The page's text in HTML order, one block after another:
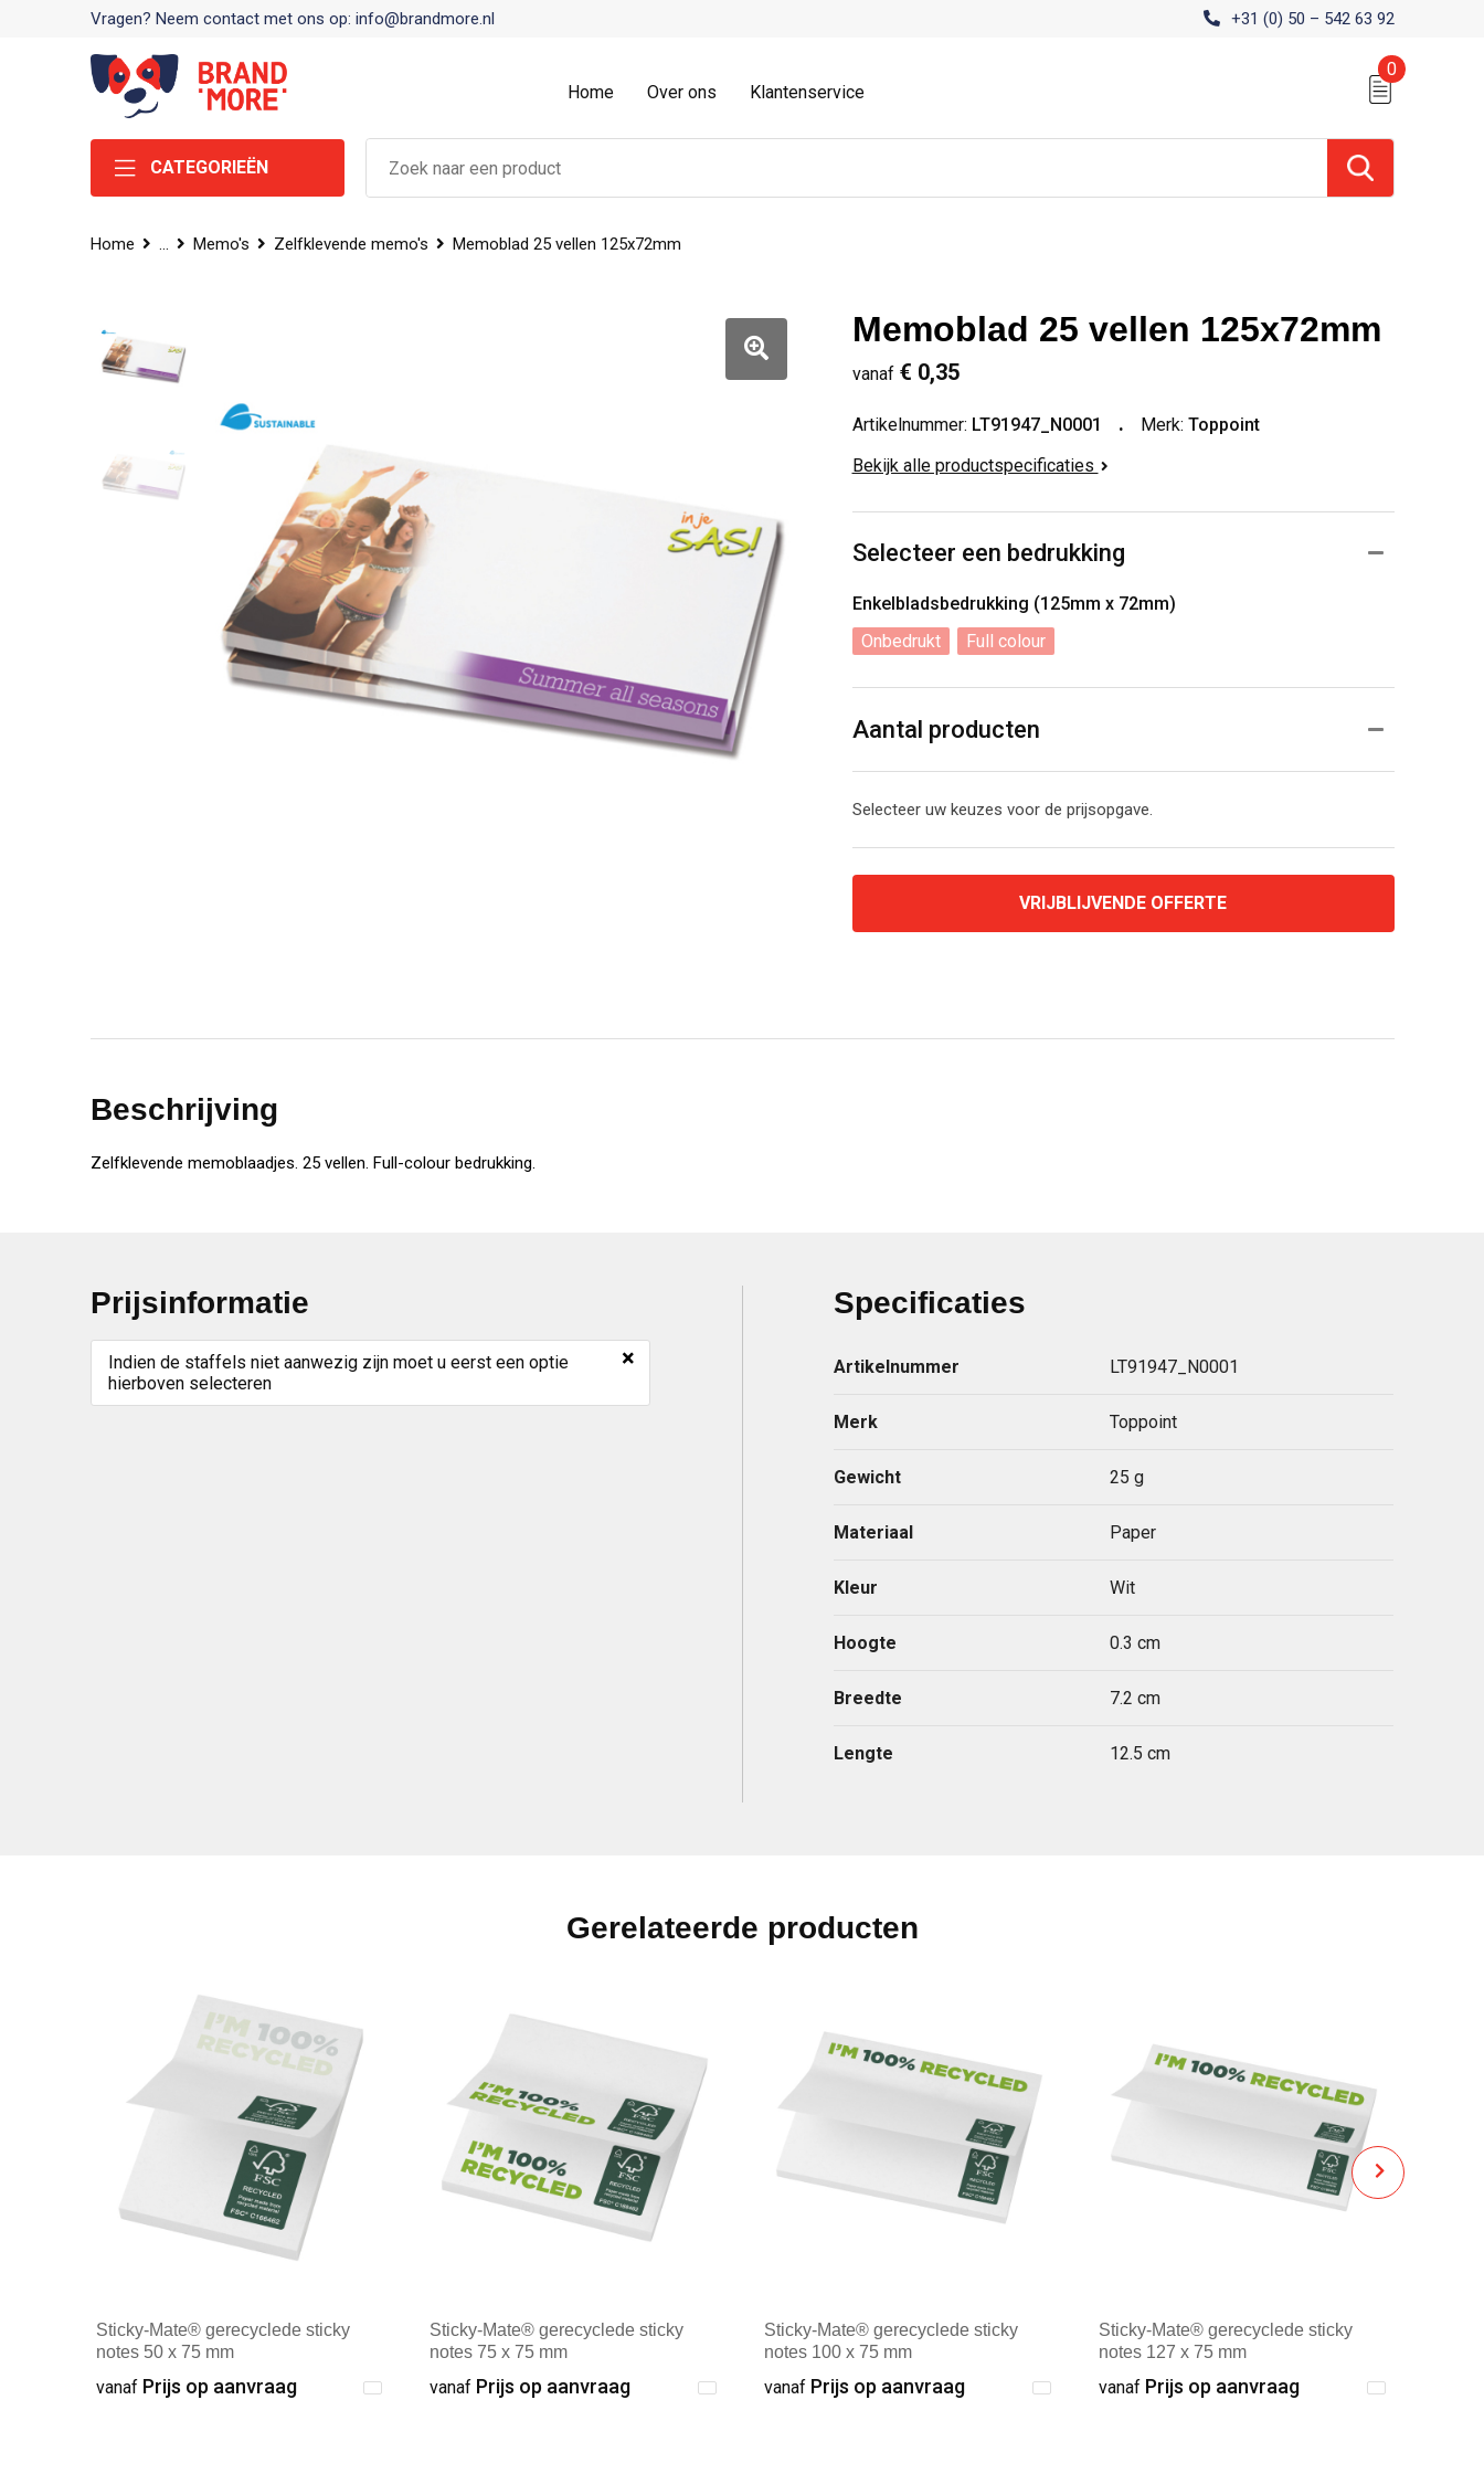
Vragen? Neem contact met ons op: info@brandmore.nl +31 (0) 50 – 542 63 92
Home Over ons Klantenservice
0
CATEGORIEËN
Home ... Memo's Zelfklevende memo's Memoblad 25 vellen 125x72mm
Memoblad 25 vellen 125x72mm
vanaf € 0,35
Artikelnummer: LT91947_N0001 Merk: Toppoint
Bekijk alle productspecificaties
Selecteer een bedrukking
Enkelbladsbedrukking (125mm x 72mm)
Onbedrukt
Full colour
Aantal producten
Selecteer uw keuzes voor de prijsopgave.
VRIJBLIJVENDE OFFERTE
Beschrijving
Zelfklevende memoblaadjes. 25 vellen. Full-colour bedrukking.
Prijsinformatie
Indien de staffels niet aanwezig zijn moet u eerst een optie
hierboven selecteren
×
Specificaties
Artikelnummer LT91947_N0001
Merk Toppoint
Gewicht 25 g
Materiaal Paper
Kleur Wit
Hoogte 0.3 cm
Breedte 7.2 cm
Lengte 12.5 cm
Gerelateerde producten
Sticky-Mate® gerecyclede sticky
notes 50 x 75 mm
vanaf Prijs op aanvraag
Sticky-Mate® gerecyclede sticky
notes 75 x 75 mm
vanaf Prijs op aanvraag
Sticky-Mate® gerecyclede sticky
notes 100 x 75 mm
vanaf Prijs op aanvraag
Sticky-Mate® gerecyclede sticky
notes 127 x 75 mm
vanaf Prijs op aanvraag